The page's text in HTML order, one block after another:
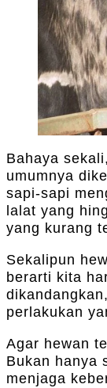
Bahaya
umumnya
sapi-sapi
lalat yang
yang kurang
Sekalipun
berarti kita
perlakukan
Agar hewan
Bukan hanya
menjaga